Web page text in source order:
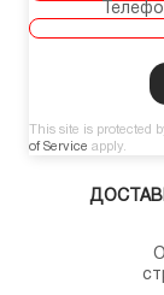
This site is protected
of Service apply.